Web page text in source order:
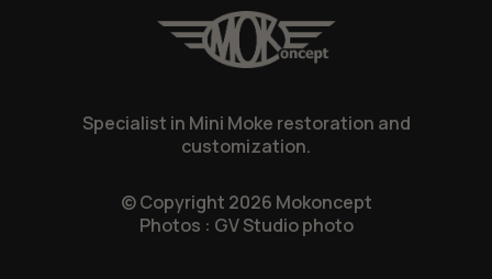
Specialist in Mini Moke restoration and
customization.
© Copyright 2026 Mokoncept
Photos : GV Studio photo